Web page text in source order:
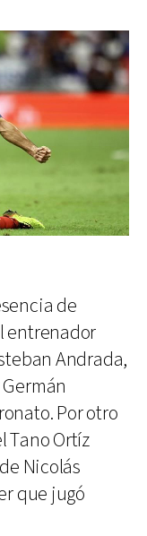
de
entrenador
Andrada,
Por otro
Tano Ortíz
Nicolás
que jugó